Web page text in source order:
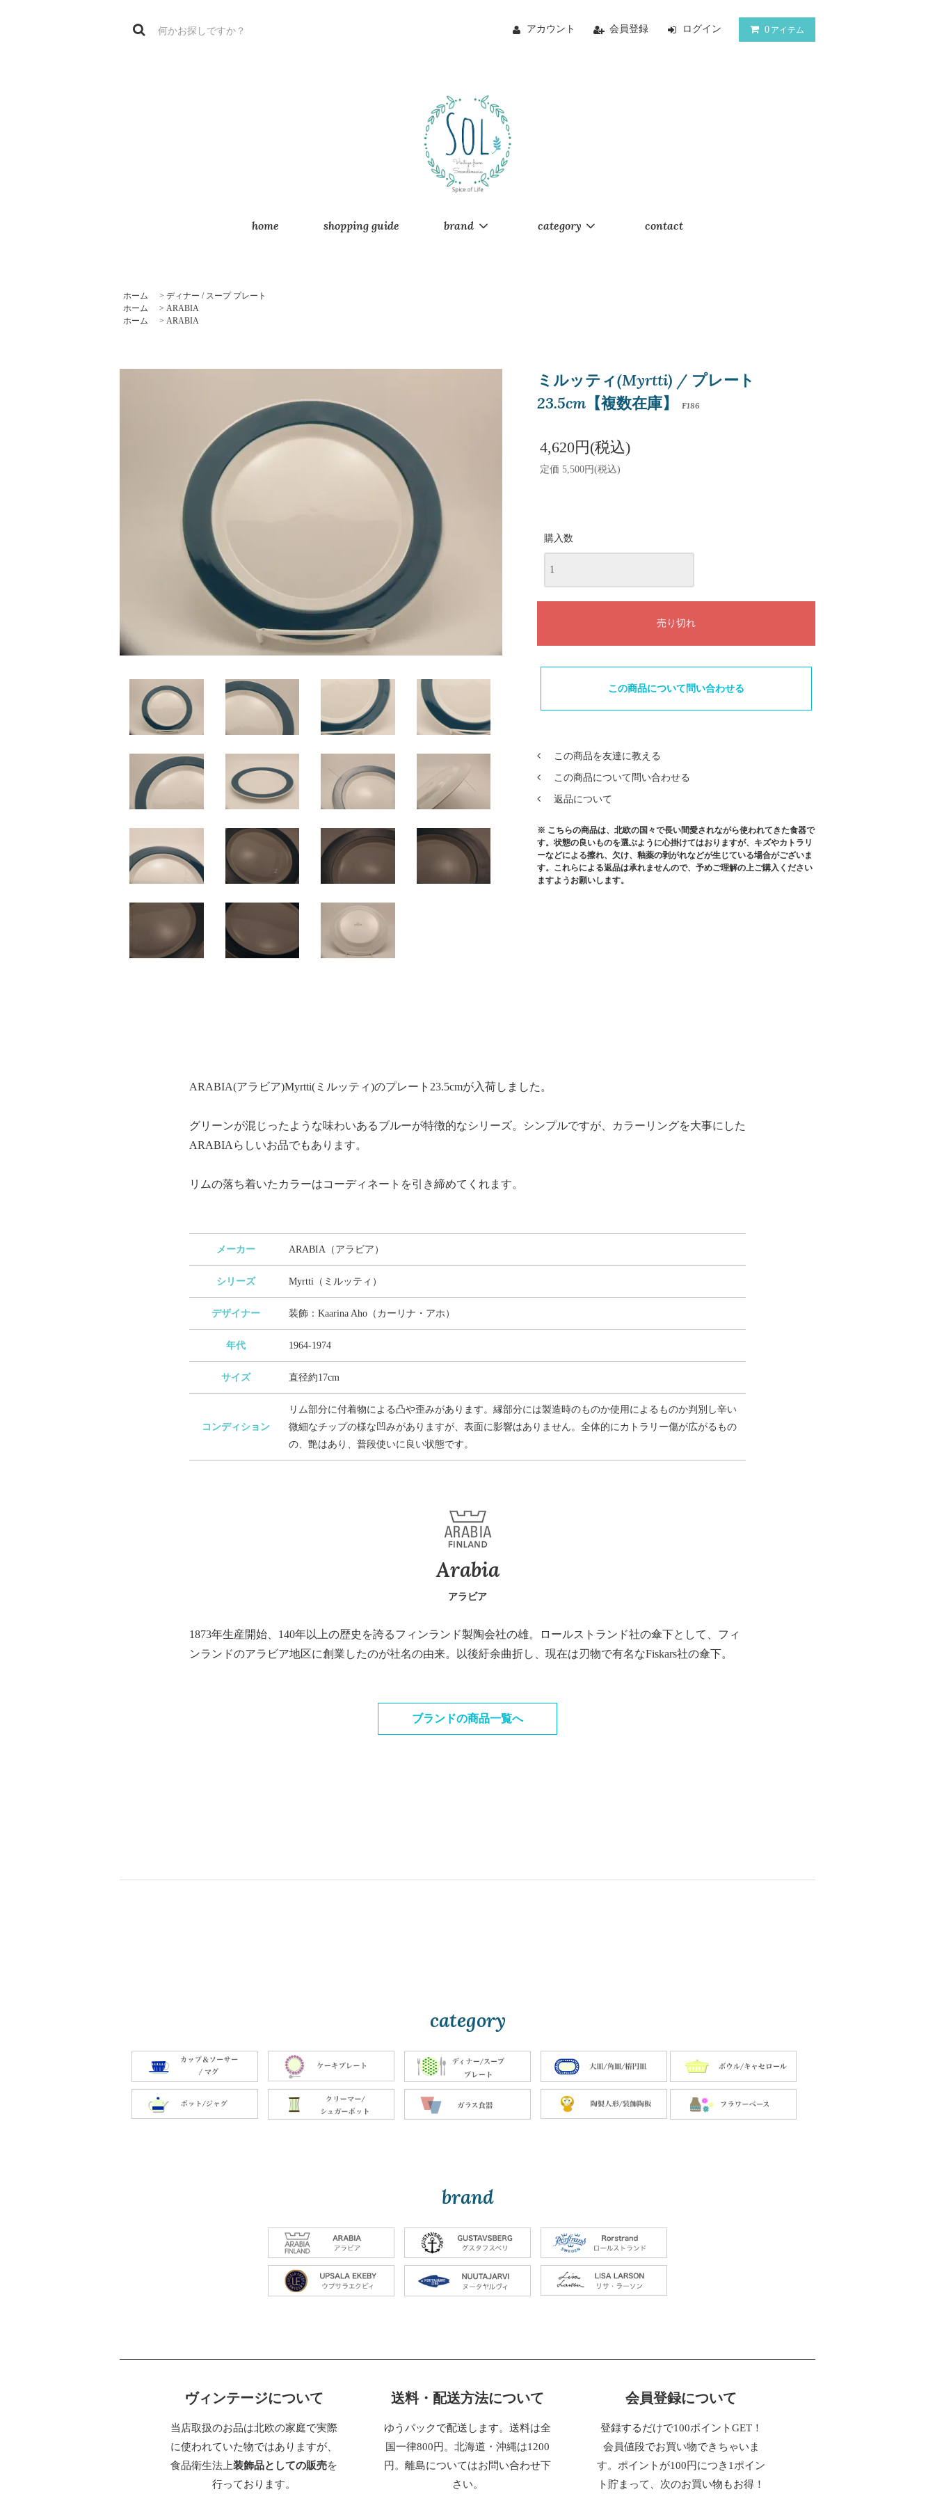
アカウント 会員登録 ログイン 0 アイテム
home shopping guide brand category contact
ホーム > ディナー / スープ プレート
ホーム
> ARABIA
ホーム
> ARABIA
ミルッティ(Myrtti) / プレート
23.5cm【複数在庫】
F186
4,620円(税込)
定価 5,500円(税込)
購入数
この商品について問い合わせる
この商品を友達に教える
この商品について問い合わせる
返品について
※ こちらの商品は、北欧の国々で長い間愛されながら使われてきた食器で
す。状態の良いものを選ぶように心掛けてはおりますが、キズやカトラリ
ーなどによる擦れ、欠け、釉薬の剥がれなどが生じている場合がございま
す。これらによる返品は承れませんので、予めご理解の上ご購入ください
ますようお願いします。
ARABIA(アラビア)Myrtti(ミルッティ)のプレート23.5cmが入荷しました。
グリーンが混じったような味わいあるブルーが特徴的なシリーズ。シンプルですが、カラーリングを大事にした
ARABIAらしいお品でもあります。
リムの落ち着いたカラーはコーディネートを引き締めてくれます。
メーカー ARABIA（アラビア）
シリーズ Myrtti（ミルッティ）
デザイナー 装飾：Kaarina Aho（カーリナ・アホ）
年代 1964-1974
サイズ 直径約17cm
コンディション
リム部分に付着物による凸や歪みがあります。縁部分には製造時のものか使用によるものか判別し辛い
微細なチップの様な凹みがありますが、表面に影響はありません。全体的にカトラリー傷が広がるもの
の、艶はあり、普段使いに良い状態です。
Arabia
アラビア
1873年生産開始、140年以上の歴史を誇るフィンランド製陶会社の雄。ロールストランド社の傘下として、フィ
ンランドのアラビア地区に創業したのが社名の由来。以後紆余曲折し、現在は刃物で有名なFiskars社の傘下。
ブランドの商品一覧へ
category
brand
ヴィンテージについて
当店取扱のお品は北欧の家庭で実際
に使われていた物ではありますが、
食品衛生法上装飾品としての販売を
行っております。
送料・配送方法について
ゆうパックで配送します。送料は全
国一律800円。北海道・沖縄は1200
円。離島についてはお問い合わせ下
さい。
会員登録について
登録するだけで100ポイントGET！
会員値段でお買い物できちゃいま
す。ポイントが100円につき1ポイン
ト貯まって、次のお買い物もお得！